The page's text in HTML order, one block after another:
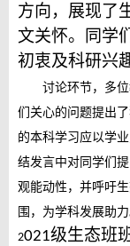
方向，展现了
文关怀。同学
初衷及科研兴
讨论环节，多
们关心的问题提出
的本科学习应以学
结发言中对同学们
观能动性，并呼吁
围，为学科发展助
2021级生态班